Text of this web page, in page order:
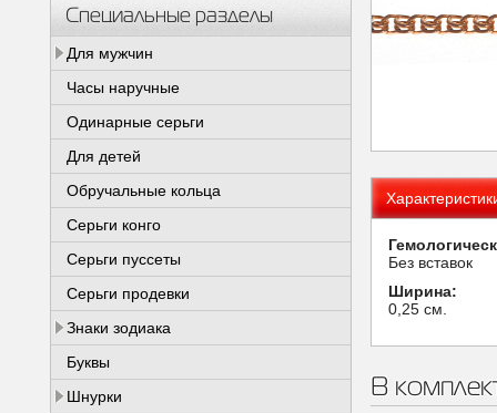
Специальные разделы
Для мужчин
Часы наручные
Одинарные серьги
Для детей
Обручальные кольца
Серьги конго
Серьги пуссеты
Серьги продевки
Знаки зодиака
Буквы
Шнурки
Без вставок
Ширина:
0,25 см.
В